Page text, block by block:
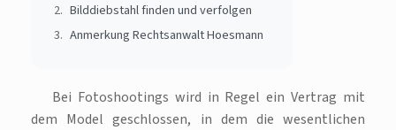
Bilddiebstahl finden und verfolgen
Anmerkung Rechtsanwalt Hoesmann
Bei Fotoshootings wird in Regel ein Vertrag mit
dem Model geschlossen, in dem die wesentlichen